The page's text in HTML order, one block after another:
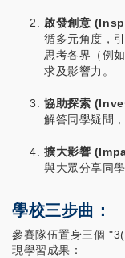
啟發創意
循多元角度，
思考各界（例
求及影響力。
協助探索
解答同學疑問
擴大影響
與大眾分享同
學校三步曲：
參賽隊伍置身三個
現學習成果：